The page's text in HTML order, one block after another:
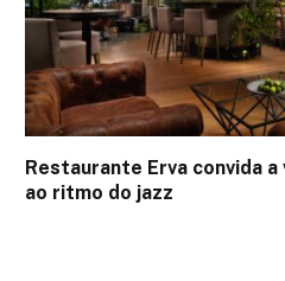
Restaurante Erva convida
ao ritmo do jazz